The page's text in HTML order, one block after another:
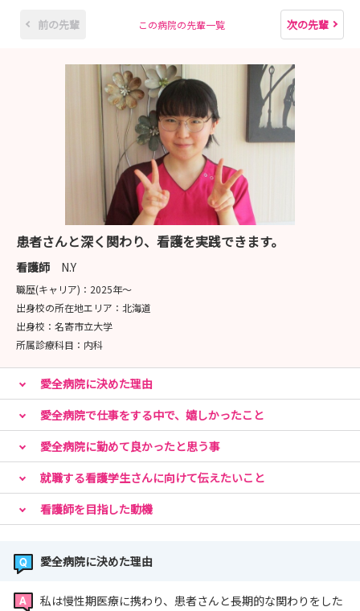
※採用予定人数に達し次第、募集終了となります
◆2028年卒業生向けインターンシップ・病院見学会のご
愛全病院では、インターンシップや病院見学会を毎月2回
ずつ開催しております。
病院や職員の雰囲気を直接感じられますので、是非ご参加
ください！
慢性期に興味がある方、充実した教育体制の中で学びたい
方、ワークライフバランスを大事にされている方
お待ちしております
★インターンシップのご案内☆
愛全病院で行っている看護や介護、病棟ごとの特徴や違い
についての説明がありまして
院内見学で各病棟の実際のお仕事内容を見て頂きます。
その後、実際に愛全会オリジナルの「あいちゃんケア」を
体験できます。
他にも先輩職員や面接担当者との質疑応答など、色々なプ
☆病院見学会のご案内★
前の先輩 この病院の先輩一覧 次の先輩
患者さんと深く関わり、看護を実践できます。
看護師 N.Y
職歴(キャリア)： 2025年〜
出身校の所在地エリア： 北海道
出身校： 名寄市立大学
所属診療科目： 内科
愛全病院に決めた理由
愛全病院で仕事をする中で、嬉しかったこと
愛全病院に勤めて良かったと思う事
就職する看護学生さんに向けて伝えたいこと
看護師を目指した動機
愛全病院に決めた理由
私は慢性期医療に携わり、患者さんと長期的な関わりをした